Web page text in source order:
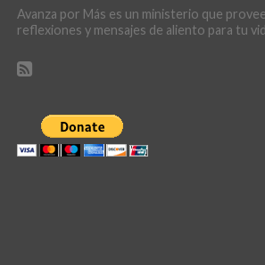
Avanza por Más es un ministerio que
reflexiones y mensajes de aliento para tu